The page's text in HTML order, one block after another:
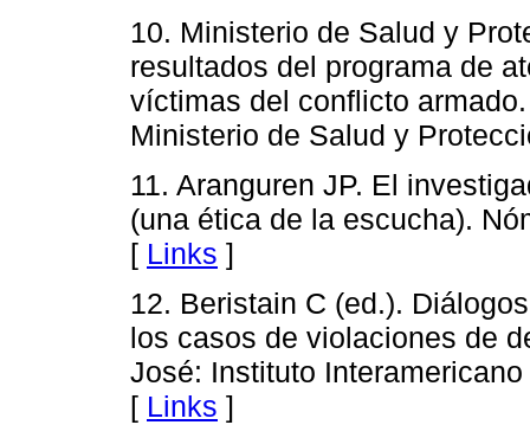
10. Ministerio de Salud y
resultados del programa de
víctimas del conflicto
Ministerio de Salud y
11. Aranguren JP. El
(una ética de la escucha).
[ Links ]
12. Beristain C (ed.).
los casos de violaciones de
José: Instituto
[ Links ]